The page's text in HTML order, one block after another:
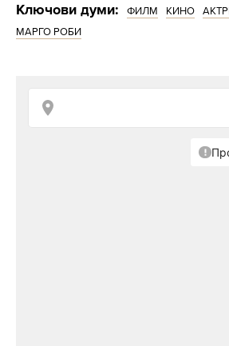
Ключови думи: ФИЛМ КИНО
МАРГО РОБИ